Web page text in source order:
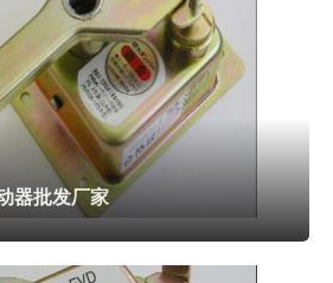
空调应用；慢速型45到60秒，适用于
止水锤的场合。对于同一台执行机
节控制参数改变速度。比例调节型执
信号的变化率相关，可实现变速调
系统的时间常数和被控对象的特性选
器批发厂家